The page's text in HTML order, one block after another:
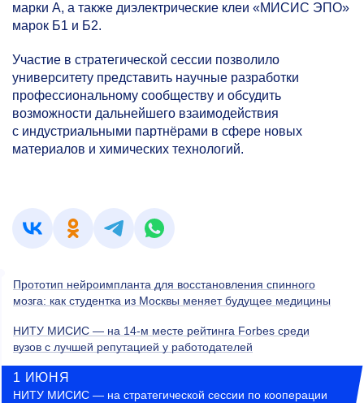
марки А, а также диэлектрические клеи «МИСИС ЭПО»
марок Б1 и Б2.
Участие в стратегической сессии позволило
университету представить научные разработки
профессиональному сообществу и обсудить
возможности дальнейшего взаимодействия
с индустриальными партнёрами в сфере новых
материалов и химических технологий.
Прототип нейроимпланта для восстановления спинного
мозга: как студентка из Москвы меняет будущее медицины
НИТУ МИСИС — на 14-м месте рейтинга Forbes среди
вузов с лучшей репутацией у работодателей
1 ИЮНЯ
НИТУ МИСИС — на стратегической сессии по кооперации